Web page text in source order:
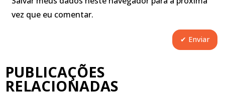
vez que eu comentar.
PUBLICAÇÕES
RELACIONADAS